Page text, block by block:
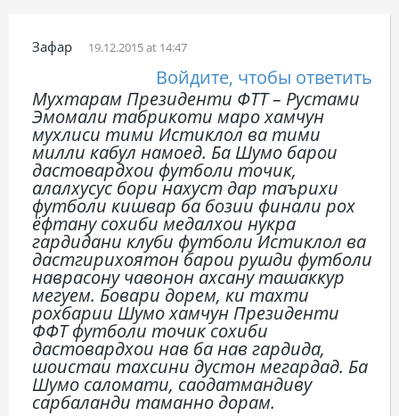
Зафар 19.12.2015 at 14:47
Войдите, чтобы ответить
Мухтарам Президенти ФТТ – Рустами
Эмомали табрикоти маро хамчун
мухлиси тими Истиклол ва тими
милли кабул намоед. Ба Шумо барои
дастовардхои футболи точик,
алалхусус бори нахуст дар таърихи
футболи кишвар ба бозии финали рох
ёфтану сохиби медалхои нукра
гардидани клуби футболи Истиклол ва
дастгирихоятон барои рушди футболи
наврасону чавонон ахсану ташаккур
мегуем. Бовари дорем, ки тахти
рохбарии Шумо хамчун Президенти
ФФТ футболи точик сохиби
дастовардхои нав ба нав гардида,
шоистаи тахсини дустон мегардад. Ба
Шумо саломати, саодатмандиву
сарбаланди таманно дорам.